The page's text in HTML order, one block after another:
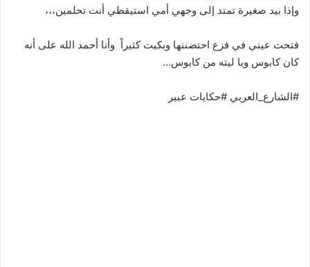
وإذا بيد صغيرة تمتد إلى وجهي أمي استيقظي أنت تحلمين،،،
فتحت عيني في فزع احتضنتها وبكيت كثيراً وأنا أحمد الله على أنه
كان كابوس وبا ليته من كابوس…
#الشارع_العربي #حكايات عبير